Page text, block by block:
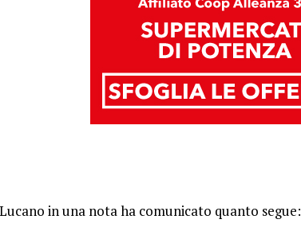
in una nota ha comunicato quanto segue: